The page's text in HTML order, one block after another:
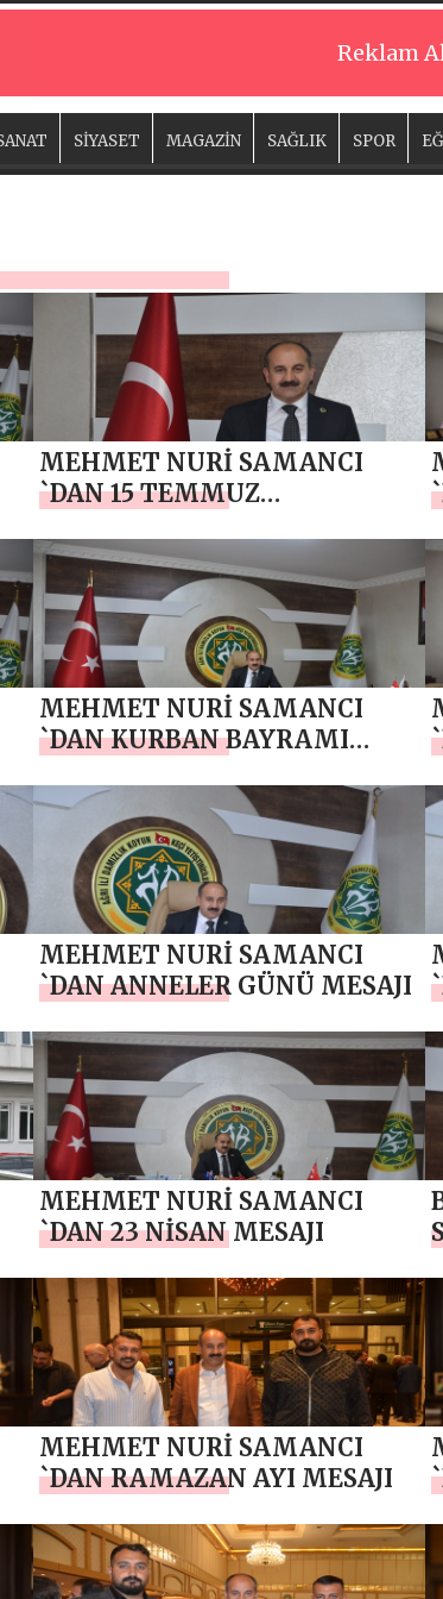
Reklam
SİYASET MAGAZİN SAĞLIK SPOR
MEHMET NURİ SAMANCI
`DAN 15 TEMMUZ
GÜNÜ MESAJI
MEHMET NURİ SAMANCI
`DAN KURBAN BAYRAMI
MEHMET NURİ SAMANCI
`DAN ANNELER GÜNÜ MESAJI
MEHMET NURİ SAMANCI
`DAN 23 NİSAN MESAJI
MEHMET NURİ SAMANCI
`DAN RAMAZAN AYI MESAJI